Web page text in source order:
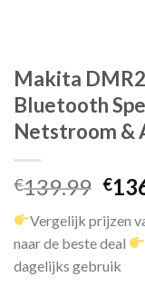
Makita
Bluetooth
Netstroom &
€139.99
was:
€
Vergelijk prijzen
naar de beste deal
dagelijks gebruik